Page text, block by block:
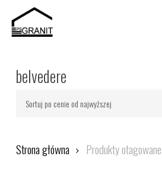
main
belvedere
Strona główna Produkty